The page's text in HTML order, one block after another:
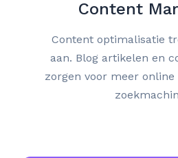
Content
Content optimalisatie
aan. Blog artikelen en
zorgen voor meer